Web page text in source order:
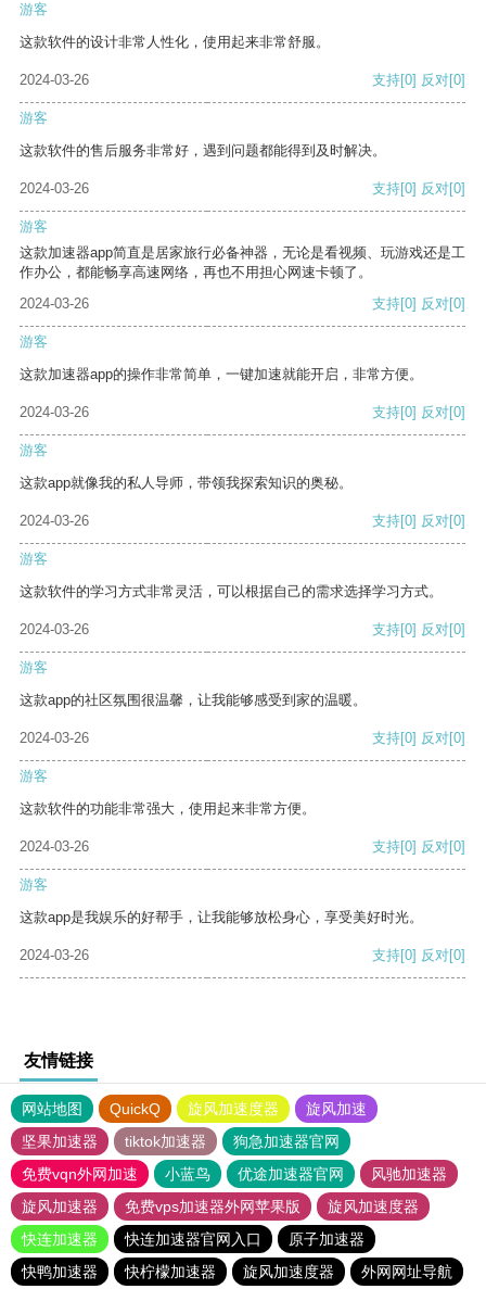
游客
这款软件的设计非常人性化，使用起来非常舒服。
2024-03-26 支持[0] 反对[0]
游客
这款软件的售后服务非常好，遇到问题都能得到及时解决。
2024-03-26 支持[0] 反对[0]
游客
这款加速器app简直是居家旅行必备神器，无论是看视频、玩游戏还是工
作办公，都能畅享高速网络，再也不用担心网速卡顿了。
2024-03-26
支持[0] 反对[0]
游客
这款加速器app的操作非常简单，一键加速就能开启，非常方便。
2024-03-26 支持[0] 反对[0]
游客
这款app就像我的私人导师，带领我探索知识的奥秘。
2024-03-26 支持[0] 反对[0]
游客
这款软件的学习方式非常灵活，可以根据自己的需求选择学习方式。
2024-03-26 支持[0] 反对[0]
游客
这款app的社区氛围很温馨，让我能够感受到家的温暖。
2024-03-26 支持[0] 反对[0]
游客
这款软件的功能非常强大，使用起来非常方便。
2024-03-26 支持[0] 反对[0]
游客
这款app是我娱乐的好帮手，让我能够放松身心，享受美好时光。
2024-03-26 支持[0] 反对[0]
友情链接
网站地图 QuickQ 旋风加速度器
旋风加速
坚果加速器
tiktok加速器
狗急加速器官网
免费vqn外网加速
小蓝鸟 优途加速器官网
风驰加速器
旋风加速器
免费vps加速器外网苹果版
旋风加速度器
快连加速器
快连加速器官网入口
原子加速器
快鸭加速器
快柠檬加速器 旋风加速度器 外网网址导航